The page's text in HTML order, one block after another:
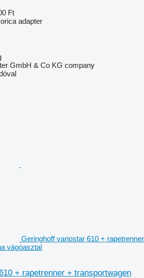
Ft
adapter
GmbH & Co KG company
Geringhoff variostar 610 + rapetrenner
vágóasztal
+ rapetrenner + transportwagen